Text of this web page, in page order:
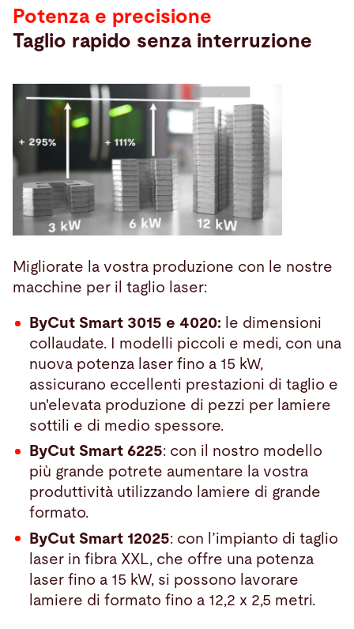
Potenza e precisione
Taglio rapido senza interruzione
Migliorate la vostra produzione con le nostre
macchine per il taglio laser:
ByCut Smart 3015 e 4020: le dimensioni
collaudate. I modelli piccoli e medi, con una
nuova potenza laser fino a 15 kW,
assicurano eccellenti prestazioni di taglio e
un'elevata produzione di pezzi per lamiere
sottili e di medio spessore.
ByCut Smart 6225: con il nostro modello
più grande potrete aumentare la vostra
produttività utilizzando lamiere di grande
formato.
ByCut Smart 12025: con l’impianto di taglio
laser in fibra XXL, che offre una potenza
laser fino a 15 kW, si possono lavorare
lamiere di formato fino a 12,2 x 2,5 metri.